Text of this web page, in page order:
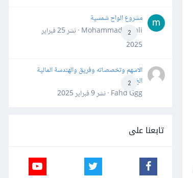
2
مشروع الواح شمسية
Mohammad Awali · نشر
25 فبراير
2025
2
الاسهم وتخصصاته وفريق والهندسة المالية
الخ
Fahd Ggg · نشر
9 فبراير 2025
تابعنا على